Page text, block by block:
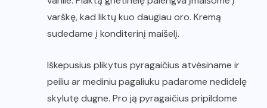
varškę, kad liktų kuo daugiau oro. Kremą
sudedame į konditerinį maišelį.
Iškepusius plikytus pyragaičius atvėsiname ir
peiliu ar mediniu pagaliuku padarome nedidelę
skylutę dugne. Pro ją pyragaičius pripildome